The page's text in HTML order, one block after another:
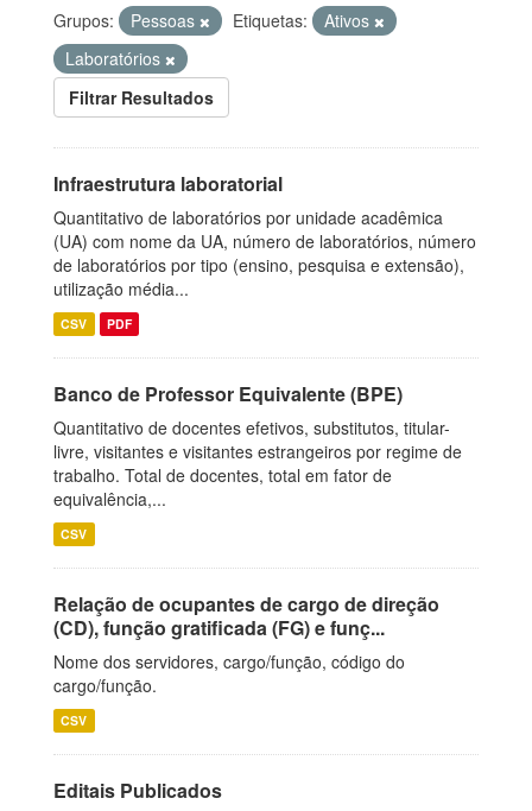
Grupos: Pessoas Etiquetas:
Ativos
Laboratórios
Filtrar Resultados
Infraestrutura laboratorial
Quantitativo de laboratórios por unidade acadêmica
(UA) com nome da UA, número de laboratórios, número
de laboratórios por tipo (ensino, pesquisa e extensão),
utilização média...
CSV PDF
Banco de Professor Equivalente (BPE)
Quantitativo de docentes efetivos, substitutos, titular-
livre, visitantes e visitantes estrangeiros por regime de
trabalho. Total de docentes, total em fator de
equivalência,...
CSV
Relação de ocupantes de cargo de direção
(CD), função gratificada (FG) e funç...
Nome dos servidores, cargo/função, código do
cargo/função.
CSV
Editais Publicados